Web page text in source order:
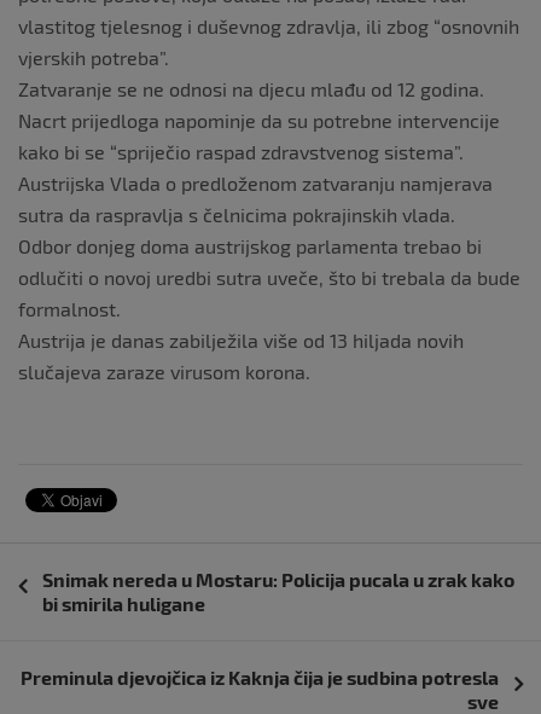
vlastitog tjelesnog i duševnog zdravlja, ili zbog “osnovnih
vjerskih potreba”.
Zatvaranje se ne odnosi na djecu mlađu od 12 godina.
Nacrt prijedloga napominje da su potrebne intervencije
kako bi se “spriječio raspad zdravstvenog sistema”.
Austrijska Vlada o predloženom zatvaranju namjerava
sutra da raspravlja s čelnicima pokrajinskih vlada.
Odbor donjeg doma austrijskog parlamenta trebao bi
odlučiti o novoj uredbi sutra uveče, što bi trebala da bude
formalnost.
Austrija je danas zabilježila više od 13 hiljada novih
slučajeva zaraze virusom korona.
objava
Snimak nereda u Mostaru: Policija pucala u zrak kako
bi smirila huligane
Preminula djevojčica iz Kaknja čija je sudbina potresla
sve